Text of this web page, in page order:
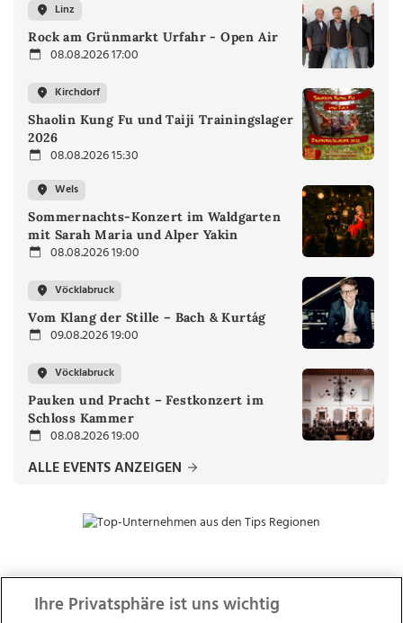
Linz
Rock am Grünmarkt Urfahr - Open Air
08.08.2026 17:00
Kirchdorf
Shaolin Kung Fu und Taiji Trainingslager
2026
08.08.2026 15:30
Wels
Sommernachts-Konzert im Waldgarten
mit Sarah Maria und Alper Yakin
08.08.2026 19:00
Vöcklabruck
Vom Klang der Stille – Bach & Kurtág
09.08.2026 19:00
Vöcklabruck
Pauken und Pracht – Festkonzert im
Schloss Kammer
08.08.2026 19:00
ALLE EVENTS ANZEIGEN
ZUR NACHRICHTENÜBERSICHT
Ihre Privatsphäre ist uns wichtig